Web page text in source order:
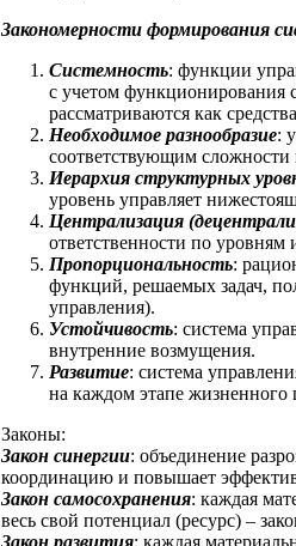
Закономерности формирования
Системность: функции
с учетом функционирования
рассматриваются как
Необходимое разнообразие:
соответствующим
Иерархия структурных
уровень управляет
Централизация
ответственности по уровням
Пропорциональность:
функций, решаемых задач,
управления).
Устойчивость: система
внутренние возмущения.
Развитие: система
на каждом этапе жизненного
Законы:
Закон синергии: объединение
координацию и повышает
Закон самосохранения: каждая
весь свой потенциал (ресурс) –
Закон развития: каждая